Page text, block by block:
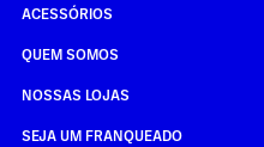
ACESSÓRIOS
QUEM SOMOS
NOSSAS LOJAS
SEJA UM FRANQUEADO